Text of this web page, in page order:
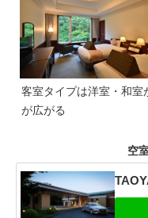
客室タイプは洋室・和室
が広がる
空